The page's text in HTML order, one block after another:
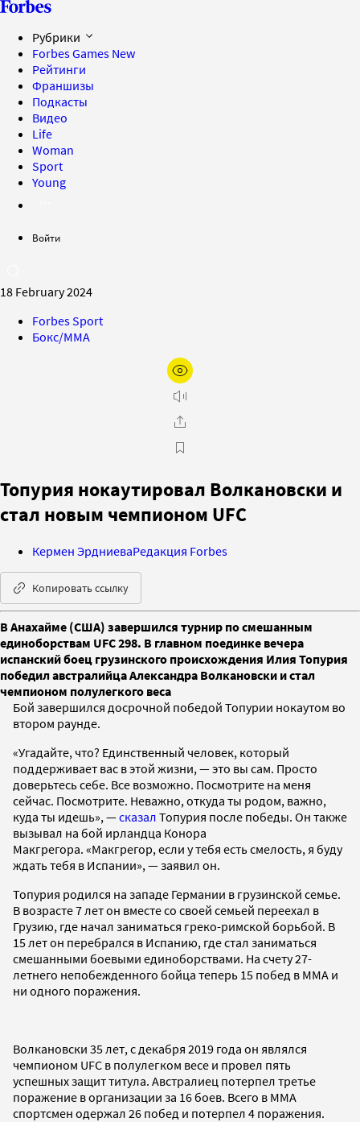
Рубрики
Forbes Games New
Рейтинги
Франшизы
Подкасты
Видео
Life
Woman
Sport
Young
Войти
18 February 2024
Forbes Sport
Бокс/MMA
Топурия нокаутировал Волкановски и
стал новым чемпионом UFC
Кермен ЭрдниеваРедакция Forbes
Копировать ссылку
В Анахайме (США) завершился турнир по смешанным
единоборствам UFC 298. В главном поединке вечера
испанский боец грузинского происхождения Илия Топурия
победил австралийца Александра Волкановски и стал
чемпионом полулегкого веса
Бой завершился досрочной победой Топурии нокаутом во
втором раунде.
«Угадайте, что? Единственный человек, который
поддерживает вас в этой жизни, — это вы сам. Просто
доверьтесь себе. Все возможно. Посмотрите на меня
сейчас. Посмотрите. Неважно, откуда ты родом, важно,
куда ты идешь», —сказал Топурия после победы. Он также
вызывал на бой ирландца Конора
Макгрегора. «Макгрегор, если у тебя есть смелость, я буду
ждать тебя в Испании», — заявил он.
Топурия родился на западе Германии в грузинской семье.
В возрасте 7 лет он вместе со своей семьей переехал в
Грузию, где начал заниматься греко-римской борьбой. В
15 лет он перебрался в Испанию, где стал заниматься
смешанными боевыми единоборствами. На счету 27-
летнего непобежденного бойца теперь 15 побед в MMA и
ни одного поражения.
Волкановски 35 лет, с декабря 2019 года он являлся
чемпионом UFC в полулегком весе и провел пять
успешных защит титула. Австралиец потерпел третье
поражение в организации за 16 боев. Всего в ММА
спортсмен одержал 26 побед и потерпел 4 поражения.